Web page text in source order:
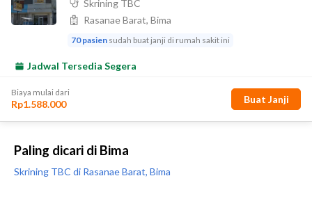
Paling dicari di Bima
Skrining TBC di Rasanae Barat, Bima